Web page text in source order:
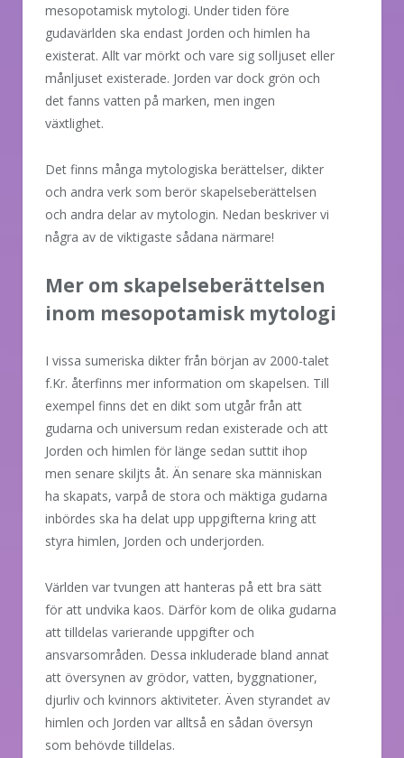
mesopotamisk mytologi. Under tiden före
gudavärlden ska endast Jorden och himlen ha
existerat. Allt var mörkt och vare sig solljuset eller
månljuset existerade. Jorden var dock grön och
det fanns vatten på marken, men ingen
växtlighet.
Det finns många mytologiska berättelser, dikter
och andra verk som berör skapelseberättelsen
och andra delar av mytologin. Nedan beskriver vi
några av de viktigaste sådana närmare!
Mer om skapelseberättelsen
inom mesopotamisk mytologi
I vissa sumeriska dikter från början av 2000-talet
f.Kr. återfinns mer information om skapelsen. Till
exempel finns det en dikt som utgår från att
gudarna och universum redan existerade och att
Jorden och himlen för länge sedan suttit ihop
men senare skiljts åt. Än senare ska människan
ha skapats, varpå de stora och mäktiga gudarna
inbördes ska ha delat upp uppgifterna kring att
styra himlen, Jorden och underjorden.
Världen var tvungen att hanteras på ett bra sätt
för att undvika kaos. Därför kom de olika gudarna
att tilldelas varierande uppgifter och
ansvarsområden. Dessa inkluderade bland annat
att översynen av grödor, vatten, byggnationer,
djurliv och kvinnors aktiviteter. Även styrandet av
himlen och Jorden var alltså en sådan översyn
som behövde tilldelas.